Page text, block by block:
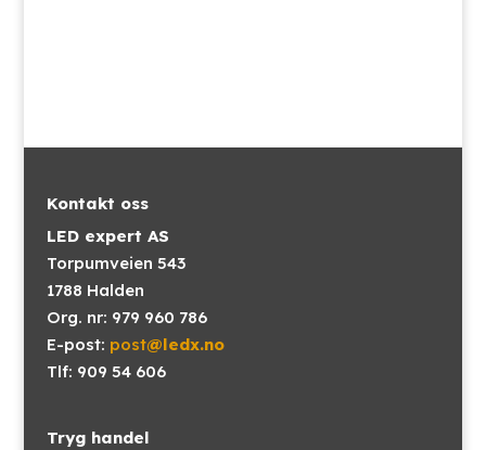
Kontakt oss
LED expert AS
Torpumveien 543
1788 Halden
Org. nr: 979 960 786
E-post: post@ledx.no
Tlf: 909 54 606
Tryg handel